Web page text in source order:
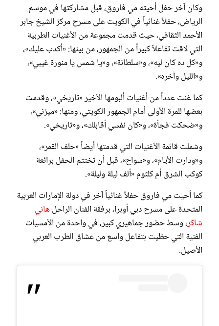
وكان آخر حفل أحيته مي فاروق، قبل مشاركتها في موسم
الرياض، حفلاً غنائياً في الكويت على مسرح مركز الشيخ جابر
الأحمد الثقافي، حيث قدمت مجموعة من الأغنيات الطربية
التي لاقت تفاعلاً كبيراً من الجمهور، من بينها: «أكدب عليك»،
و«كل ده كان ليه»، و«سلطانة»، و«يا شمس يا منورة غيبي»،
و«الليل وآخره».
كما غنت عدداً من أغنيات ألبومها الأخير «تاريخي»، وقدمت
بعضها للمرة الأولى أمام الجمهور الكويتي، ومنها: «ميزني»،
و«ضحكت فجأة»، و«كان نفسي أقابلك»، و«تاريخي».
وشملت قائمة الأغنيات التي قدمتها أيضاً «حلف القمر»،
و«ودارت الأيام»، و«سواح»، قبل أن تختتم الحفل برائعة
كوكب الشرق أم كلثوم «ألف ليلة وليلة».
كما أحيت مي فاروق حفلاً غنائياً آخر في دولة الإمارات العربية
المتحدة على مسرح دبي أوبرا، برفقة الفنان الراحلهاني
شاكر، وسط حضور جماهيري كبير، في واحدة من الأمسيات
الفنية التي حظيت بتفاعل واسع من عشاق الطرب العربي
الأصيل.